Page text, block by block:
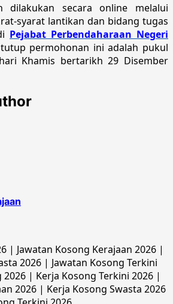
dilakukan secara online melalui
syarat lantikan dan bidang tugas
Pejabat Perbendaharaan Negeri
permohonan ini adalah pukul
Khamis bertarikh 29 Disember
| Jawatan Kosong Kerajaan 2026 |
2026 | Jawatan Kosong Terkini
| Kerja Kosong Terkini 2026 |
2026 | Kerja Kosong Swasta 2026